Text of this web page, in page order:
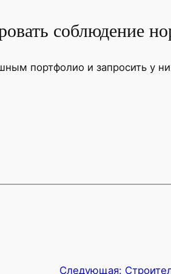
соблюдение
портфолио и запросить у
Следующая: